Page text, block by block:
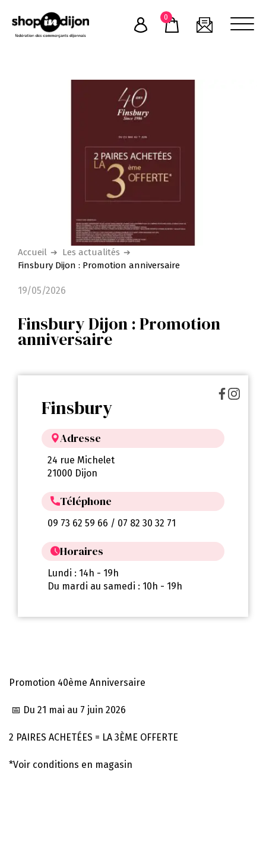
content
0
Accueil
Les actualités
Finsbury Dijon : Promotion anniversaire
19/05/2026
Finsbury Dijon : Promotion
anniversaire
Finsbury
Adresse
24 rue Michelet
21000 Dijon
Téléphone
09 73 62 59 66 / 07 82 30 32 71
Horaires
Lundi : 14h - 19h
Du mardi au samedi : 10h - 19h
Promotion 40ème Anniversaire
📅 Du 21 mai au 7 juin 2026
2 PAIRES ACHETÉES = LA 3ÈME OFFERTE
*Voir conditions en magasin